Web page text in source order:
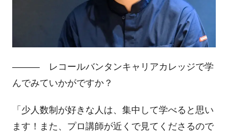
――― レコールバンタンキャリアカレッジで学
んでみていかがですか？
「少人数制が好きな人は、集中して学べると思い
ます！また、プロ講師が近くで見てくださるので